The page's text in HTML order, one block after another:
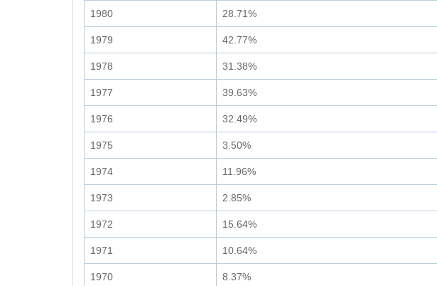
1980 28.71%
1979 42.77%
1978 31.38%
1977 39.63%
1976 32.49%
1975 3.50%
1974 11.96%
1973 2.85%
1972 15.64%
1971 10.64%
1970 8.37%